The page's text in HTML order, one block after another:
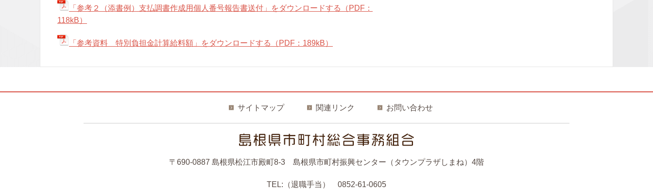
「参考２（添書例）支払調書作成用個人番号報告書送付」をダウンロードする（PDF：
118kB）
「参考資料 特別負担金計算給料額」をダウンロードする（PDF：189kB）
サイトマップ 関連リンク お問い合わせ
〒690-0887 島根県松江市殿町8-3 島根県市町村振興センター（タウンプラザしまね）4階
TEL:（退職手当） 0852-61-0605